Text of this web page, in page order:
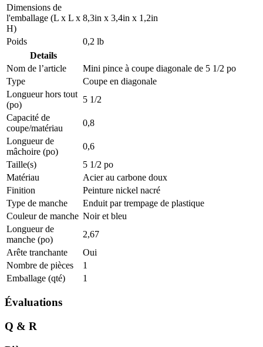
Dimensions de
l'emballage (L x L x
H)
8,3in x 3,4in x 1,2in
Poids
0,2 lb
Details
Nom de l’article
Mini pince à coupe diagonale de 5 1/2 po
Type
Coupe en diagonale
Longueur hors tout
(po)
5 1/2
Capacité de
coupe/matériau
0,8
Longueur de
mâchoire (po)
0,6
Taille(s)
5 1/2 po
Matériau
Acier au carbone doux
Finition
Peinture nickel nacré
Type de manche
Enduit par trempage de plastique
Couleur de manche Noir et bleu
Longueur de
manche (po)
2,67
Arête tranchante
Oui
Nombre de pièces
1
Emballage (qté)
1
Évaluations
Q & R